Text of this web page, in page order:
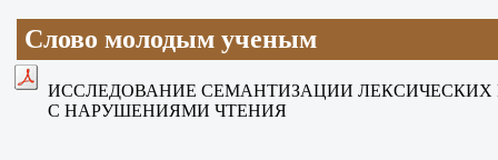
Слово молодым ученым
ИССЛЕДОВАНИЕ СЕМАНТИЗАЦИИ
С НАРУШЕНИЯМИ ЧТЕНИЯ